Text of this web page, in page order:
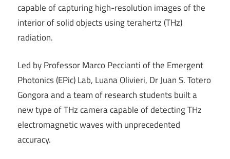
capable of capturing high-resolution images of the
interior of solid objects using terahertz (THz)
radiation.
Led by Professor Marco Peccianti of the Emergent
Photonics (EPic) Lab, Luana Olivieri, Dr Juan S. Totero
Gongora and a team of research students built a
new type of THz camera capable of detecting THz
electromagnetic waves with unprecedented
accuracy.